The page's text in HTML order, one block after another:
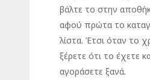
βάλτε το στην
αφού πρώτα το
λίστα. Έτσι όταν το
ξέρετε ότι το έχετε
αγοράσετε ξανά.